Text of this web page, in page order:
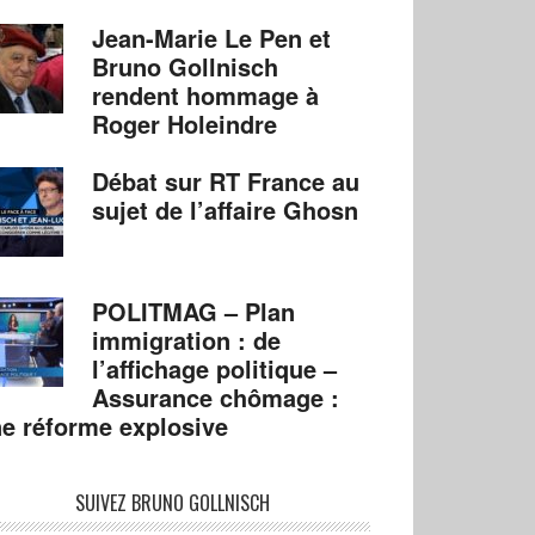
Jean-Marie Le Pen et
Bruno Gollnisch
rendent hommage à
Roger Holeindre
Débat sur RT France au
sujet de l’affaire Ghosn
POLITMAG – Plan
immigration : de
l’affichage politique –
Assurance chômage :
réforme explosive
SUIVEZ BRUNO GOLLNISCH